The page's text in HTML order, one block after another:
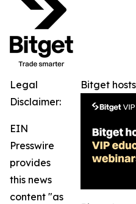
Bitget
Legal
Disclaimer:
EIN
Presswire
provides
this news
content "as